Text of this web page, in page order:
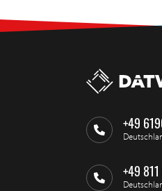
+49
+49